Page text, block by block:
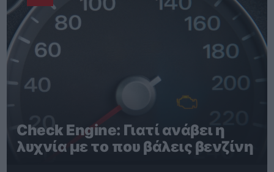
Check Engine: Γιατί ανάβει η
λυχνία με το που βάλεις βενζίνη